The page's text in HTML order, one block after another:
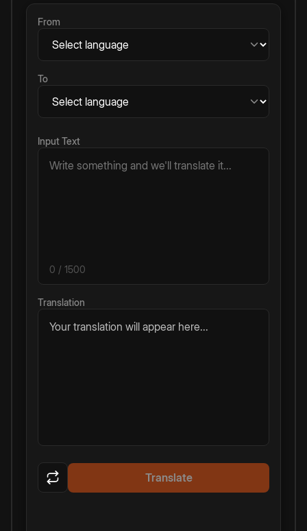
From
To
Input Text
0 / 1500
Translation
Your translation will appear here...
Translate